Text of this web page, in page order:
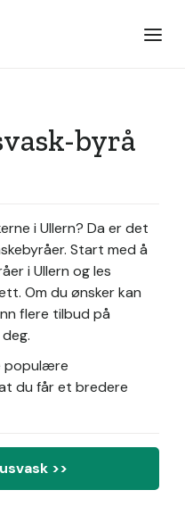
byrå
i Ullern? Da er det
Start med å
i Ullern og les
Om du ønsker kan
flere tilbud på
populære
du får et bredere
>>